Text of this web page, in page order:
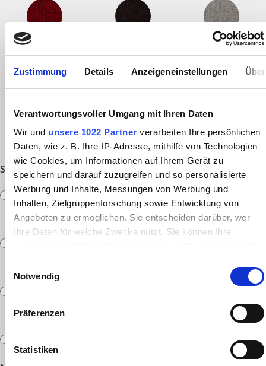
Zustimmung Details Anzeigeneinstellungen
Verantwortungsvoller Umgang mit Ihren Daten
Wir und unsere 1022 Partner verarbeiten Ihre persönlichen
Daten, wie z. B. Ihre IP-Adresse, mithilfe von Technologien
wie Cookies, um Informationen auf Ihrem Gerät zu
speichern und darauf zuzugreifen und so personalisierte
Werbung und Inhalte, Messungen von Werbung und
Inhalten, Zielgruppenforschung sowie Entwicklung von
Angeboten zu ermöglichen. Sie entscheiden darüber, wer
Ihre Daten für welche Zwecke nutzt. Sie können Ihre
widerrufen
Informationen über Ihre geografische Lage erfassen,
Ihr Gerät durch aktives Scannen nach bestimmten
Notwendig
Präferenzen
Statistiken
750
JOKER SMOKE 747 JOKER STEEL 784
SITZKOMFORT (Pflichtfeld)
Soft, SK 01, Kaltschaumkern mit hochwertiger
daunenähnlicher Mischfüllung
+ 175,00 €
+ 175,00 €
+ 175,00 €